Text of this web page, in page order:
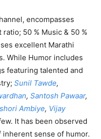
encompasses
50 % Music & 50 %
excellent Marathi
While Humor includes
featuring talented and
Sunil Tawde,
, Santosh Pawaar,
Ambiye, Vijay
It has been observed
inherent sense of humor.